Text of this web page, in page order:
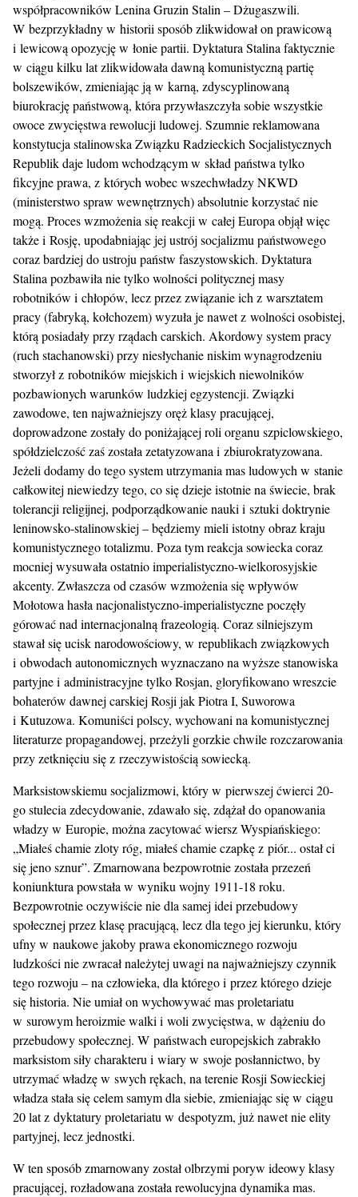
współpracowników Lenina Gruzin Stalin – Dżugaszwili.
W bezprzykładny w historii sposób zlikwidował on prawicową
i lewicową opozycję w łonie partii. Dyktatura Stalina faktycznie
w ciągu kilku lat zlikwidowała dawną komunistyczną partię
bolszewików, zmieniając ją w karną, zdyscyplinowaną
biurokrację państwową, która przywłaszczyła sobie wszystkie
owoce zwycięstwa rewolucji ludowej. Szumnie reklamowana
konstytucja stalinowska Związku Radzieckich Socjalistycznych
Republik daje ludom wchodzącym w skład państwa tylko
fikcyjne prawa, z których wobec wszechwładzy NKWD
(ministerstwo spraw wewnętrznych) absolutnie korzystać nie
mogą. Proces wzmożenia się reakcji w całej Europa objął więc
także i Rosję, upodabniając jej ustrój socjalizmu państwowego
coraz bardziej do ustroju państw faszystowskich. Dyktatura
Stalina pozbawiła nie tylko wolności politycznej masy
robotników i chłopów, lecz przez związanie ich z warsztatem
pracy (fabryką, kołchozem) wyzuła je nawet z wolności osobistej,
którą posiadały przy rządach carskich. Akordowy system pracy
(ruch stachanowski) przy niesłychanie niskim wynagrodzeniu
stworzył z robotników miejskich i wiejskich niewolników
pozbawionych warunków ludzkiej egzystencji. Związki
zawodowe, ten najważniejszy oręż klasy pracującej,
doprowadzone zostały do poniżającej roli organu szpiclowskiego,
spółdzielczość zaś została zetatyzowana i zbiurokratyzowana.
Jeżeli dodamy do tego system utrzymania mas ludowych w stanie
całkowitej niewiedzy tego, co się dzieje istotnie na świecie, brak
tolerancji religijnej, podporządkowanie nauki i sztuki doktrynie
leninowsko-stalinowskiej – będziemy mieli istotny obraz kraju
komunistycznego totalizmu. Poza tym reakcja sowiecka coraz
mocniej wysuwała ostatnio imperialistyczno-wielkorosyjskie
akcenty. Zwłaszcza od czasów wzmożenia się wpływów
Mołotowa hasła nacjonalistyczno-imperialistyczne poczęły
górować nad internacjonalną frazeologią. Coraz silniejszym
stawał się ucisk narodowościowy, w republikach związkowych
i obwodach autonomicznych wyznaczano na wyższe stanowiska
partyjne i administracyjne tylko Rosjan, gloryfikowano wreszcie
bohaterów dawnej carskiej Rosji jak Piotra I, Suworowa
i Kutuzowa. Komuniści polscy, wychowani na komunistycznej
literaturze propagandowej, przeżyli gorzkie chwile rozczarowania
przy zetknięciu się z rzeczywistością sowiecką.
Marksistowskiemu socjalizmowi, który w pierwszej ćwierci 20-
go stulecia zdecydowanie, zdawało się, zdążał do opanowania
władzy w Europie, można zacytować wiersz Wyspiańskiego:
„Miałeś chamie zloty róg, miałeś chamie czapkę z piór... ostał ci
się jeno sznur”. Zmarnowana bezpowrotnie została przezeń
koniunktura powstała w wyniku wojny 1911-18 roku.
Bezpowrotnie oczywiście nie dla samej idei przebudowy
społecznej przez klasę pracującą, lecz dla tego jej kierunku, który
ufny w naukowe jakoby prawa ekonomicznego rozwoju
ludzkości nie zwracał należytej uwagi na najważniejszy czynnik
tego rozwoju – na człowieka, dla którego i przez którego dzieje
się historia. Nie umiał on wychowywać mas proletariatu
w surowym heroizmie walki i woli zwycięstwa, w dążeniu do
przebudowy społecznej. W państwach europejskich zabrakło
marksistom siły charakteru i wiary w swoje posłannictwo, by
utrzymać władzę w swych rękach, na terenie Rosji Sowieckiej
władza stała się celem samym dla siebie, zmieniając się w ciągu
20 lat z dyktatury proletariatu w despotyzm, już nawet nie elity
partyjnej, lecz jednostki.
W ten sposób zmarnowany został olbrzymi poryw ideowy klasy
pracującej, rozładowana została rewolucyjna dynamika mas.